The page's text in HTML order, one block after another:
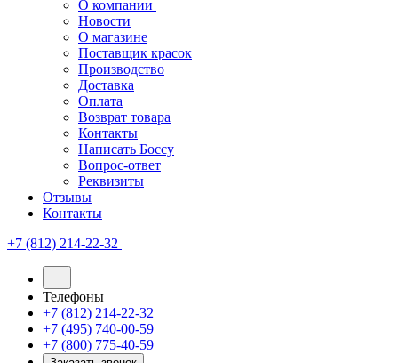
О компании
Новости
О магазине
Поставщик красок
Производство
Доставка
Оплата
Возврат товара
Контакты
Написать Боссу
Вопрос-ответ
Реквизиты
Отзывы
Контакты
+7 (812) 214-22-32
Телефоны
+7 (812) 214-22-32
+7 (495) 740-00-59
+7 (800) 775-40-59